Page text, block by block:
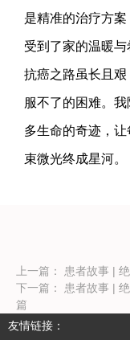
是精准的治疗方
受到了家的温暖与
抗癌之路虽长且
服不了的困难。
多生命的奇迹，
束微光终成星河。
上一篇：
患者故事 |
下一篇：
患者故事 |
篇
友情链接：